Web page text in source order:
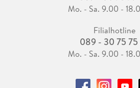
Mo. - Sa. 9.00 -
Filialhotline
089 - 30 75 75
Mo. - Sa. 9.00 -